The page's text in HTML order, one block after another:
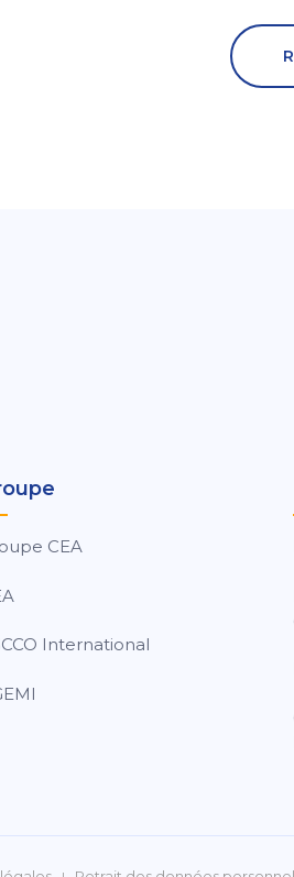
CEA
International